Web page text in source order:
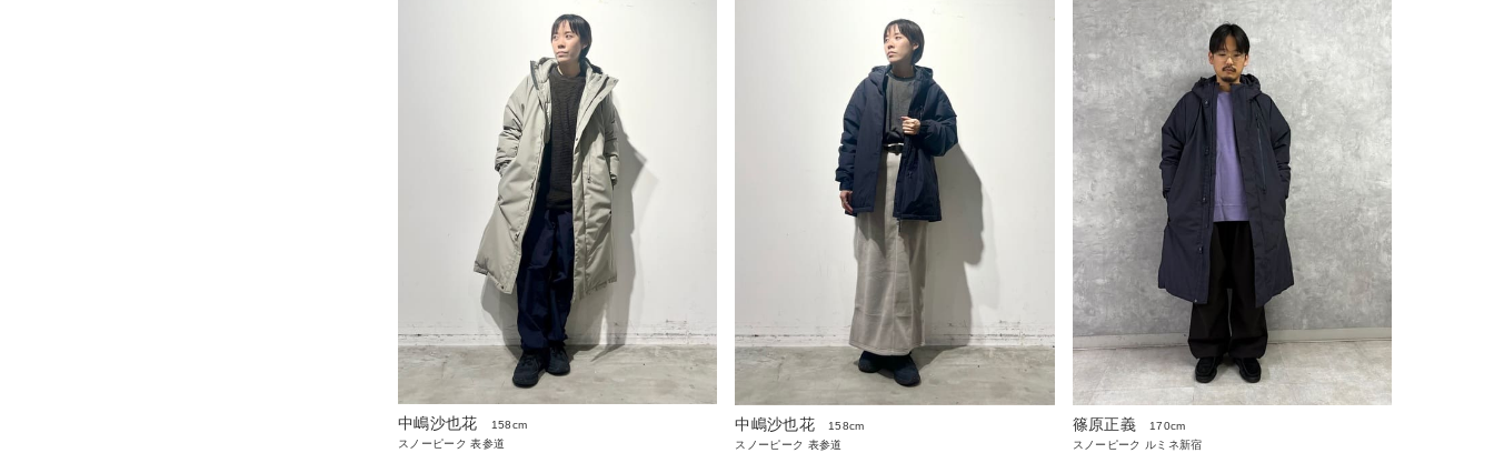
中嶋沙也花
158cm
スノーピーク 表参道
中嶋沙也花
158cm
スノーピーク 表参道
篠原正義
170cm
スノーピーク ルミネ新宿